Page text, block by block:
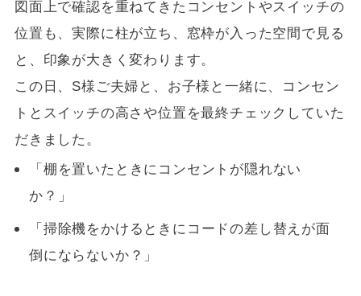
図面上で確認を重ねてきたコンセントやスイッチの
位置も、実際に柱が立ち、窓枠が入った空間で見る
と、印象が大きく変わります。
この日、S様ご夫婦と、お子様と一緒に、コンセン
トとスイッチの高さや位置を最終チェックしていた
だきました。
「棚を置いたときにコンセントが隠れない
か？」
「掃除機をかけるときにコードの差し替えが面
倒にならないか？」